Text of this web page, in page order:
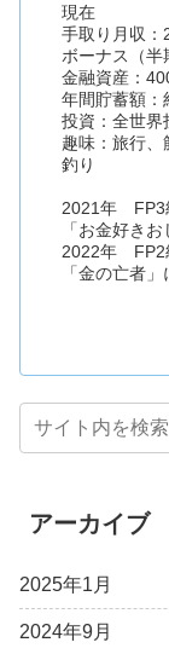
現在
手取り月収：
ボーナス（半
金融資産：
年間貯蓄額：
投資：全世界
趣味：旅行、
釣り
2021年 FP3
「お金好き
2022年 FP2
「金の亡者
アーカイブ
2025年1月
2024年9月